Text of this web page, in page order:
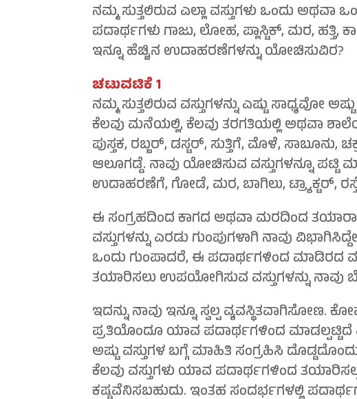
ನಮ್ಮ ಸುತ್ತಲಿರುವ ಎಲ್ಲಾ ವಸ್ತುಗಳು ಒಂದು ಅಥವಾ
ಪದಾರ್ಥಗಳು ಗಾಜು, ಲೋಹ, ಪ್ಲಾಸ್ಟಿಕ್, ಮರ,
ಇನ್ನೂ ಹೆಚ್ಚಿನ ಉದಾಹರಣೆಗಳನ್ನು ಯೋಚಿಸುವಿರ?
ಚಟುವಟಿಕೆ 1
ನಮ್ಮ ಸುತ್ತಲಿರುವ ವಸ್ತುಗಳನ್ನು ಎಷ್ಟು ಸಾಧ್ಯವೋ
ಕೆಲವು ಮನೆಯಲ್ಲಿ, ಕೆಲವು ತರಗತಿಯಲ್ಲಿ ಅಥವಾ
ಪುಸ್ತಕ, ರಬ್ಬರ್, ಡಸ್ಟರ್, ಸುತ್ತಿಗೆ, ಮೊಳೆ, ಸಾಬೂನು,
ಆಲೂಗಡ್ಡೆ. ನಾವು ಯೋಚಿಸುವ ವಸ್ತುಗಳನ್ನೂ ಪಟ್ಟಿ
ಉದಾಹರಣೆಗೆ, ಗೋಡೆ, ಮರ, ಬಾಗಿಲು, ಟ್ರ್ಯಾಕ್ಟರ್,
ಈ ಸಂಗ್ರಹದಿಂದ ಕಾಗದ ಅಥವಾ ಮರದಿಂದ
ವಸ್ತುಗಳನ್ನು ಎರಡು ಗುಂಪುಗಳಾಗಿ ನಾವು
ಒಂದು ಗುಂಪಾದರೆ, ಈ ಪದಾರ್ಥಗಳಿಂದ ಮಾಡಿರದ
ತಯಾರಿಸಲು ಉಪಯೋಗಿಸುವ ವಸ್ತುಗಳನ್ನು ನಾವು
ಇದನ್ನು ನಾವು ಇನ್ನೂ ಸ್ವಲ್ಪ ವ್ಯವಸ್ಥಿತವಾಗಿಸೋಣ.
ಪ್ರತಿಯೊಂದೂ ಯಾವ ಪದಾರ್ಥಗಳಿಂದ ಮಾಡಲ್ಪಟ್ಟಿದೆ
ಅಷ್ಟು ವಸ್ತುಗಳ ಬಗ್ಗೆ ಮಾಹಿತಿ ಸಂಗ್ರಹಿಸಿ
ಕೆಲವು ವಸ್ತುಗಳು ಯಾವ ಪದಾರ್ಥಗಳಿಂದ
ಕಷ್ಟವೆನಿಸಬಹುದು. ಇಂತಹ ಸಂದರ್ಭಗಳಲ್ಲಿ